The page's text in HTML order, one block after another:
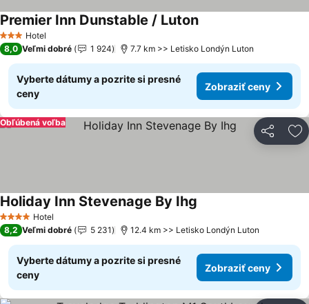
3 Počet hviezdičiek
Hotel
Premier Inn Dunstable / Luton
8,0 Veľmi dobré 1 924 7.7 km >> Letisko Londýn Luton
Vyberte dátumy a pozrite si presné
ceny
Zobraziť ceny
Zdieľať
Obľúbená voľba
4 Počet hviezdičiek
Hotel
Holiday Inn Stevenage By Ihg
8,2 Veľmi dobré 5 231 12.4 km >> Letisko Londýn Luton
Vyberte dátumy a pozrite si presné
ceny
Zobraziť ceny